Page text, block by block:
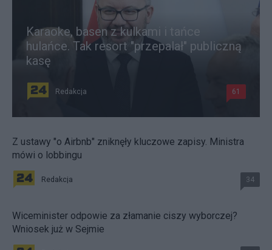
Karaoke, basen z kulkami i tańce
hulańce. Tak resort "przepalał" publiczną
kasę
Redakcja 61
Z ustawy "o Airbnb" zniknęły kluczowe zapisy. Ministra
mówi o lobbingu
Redakcja 34
Wiceminister odpowie za złamanie ciszy wyborczej?
Wniosek już w Sejmie